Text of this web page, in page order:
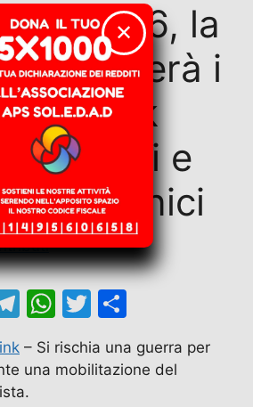
2026, la
riceverà i
Dark
e
ipersonici
T
el
e
gr
W
h
at
T
itt n
– Si rischia una guerra per
una mobilitazione del
✕